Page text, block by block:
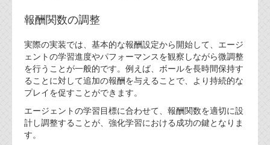
報酬関数の調整
実際の実装では、基本的な報酬設定から開始して、エージ
ェントの学習進度やパフォーマンスを観察しながら微調整
を行うことが一般的です。例えば、ボールを長時間保持す
ることに対して追加の報酬を与えることで、より持続的な
プレイを促すことができます。
エージェントの学習目標に合わせて、報酬関数を適切に設
計し調整することが、強化学習における成功の鍵となりま
す。